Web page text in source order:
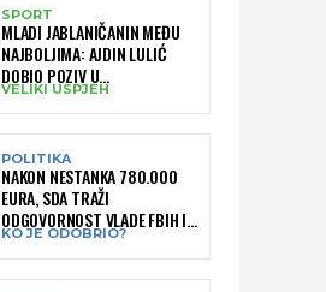
SPORT
MLADI JABLANIČANIN MEĐU
NAJBOLJIMA: AJDIN LULIĆ
DOBIO POZIV U
REPREZENTACIJU BIH –
VELIKI USPJEH
POLITIKA
NAKON NESTANKA 780.000
EURA, SDA TRAŽI
ODGOVORNOST VLADE FBIH I
RUKOVODSTVA IGMANA
KO JE ODOBRIO?